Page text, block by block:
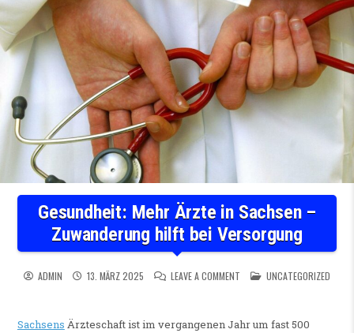
Gesundheit: Mehr Ärzte in Sachsen –
Zuwanderung hilft bei Versorgung
ADMIN 13. MÄRZ 2025 LEAVE A COMMENT ON GESUNDHEIT: MEHR
POSTED IN
UNCATEGORIZED
Sachsens Ärzteschaft ist im vergangenen Jahr um fast 500